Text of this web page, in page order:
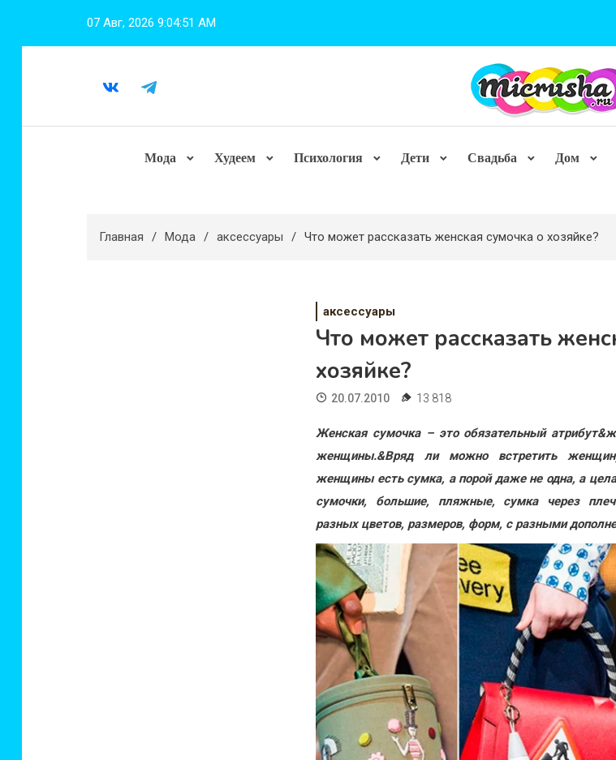
07 Авг, 2026 9:04:52 AM
Мода Худеем Психология Дети Свадьба Дом
Главная Мода аксессуары Что может рассказать женская сумочка о хозяйке?
аксессуары
Что может рассказать
хозяйке?
20.07.2010 13 818
Женская сумочка – это обязательный
женщины.&Вряд ли можно встретить
женщины есть сумка, а порой даже не одна, а
сумочки, большие, пляжные, сумка через
разных цветов, размеров, форм, с разными